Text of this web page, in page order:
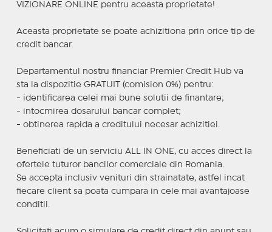
VIZIONARE ONLINE pentru aceasta proprietate!
Aceasta proprietate se poate achizitiona prin orice tip de
credit bancar.
Departamentul nostru financiar Premier Credit Hub va
sta la dispozitie GRATUIT (comision 0%) pentru:
- identificarea celei mai bune solutii de finantare;
- intocmirea dosarului bancar complet;
- obtinerea rapida a creditului necesar achizitiei.
Beneficiati de un serviciu ALL IN ONE, cu acces direct la
ofertele tuturor bancilor comerciale din Romania.
Se accepta inclusiv venituri din strainatate, astfel incat
fiecare client sa poata cumpara in cele mai avantajoase
conditii.